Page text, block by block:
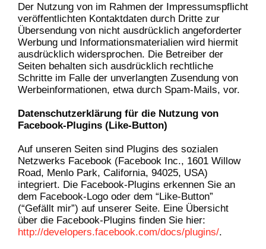
Der Nutzung von im Rahmen der Impressumspflicht
veröffentlichten Kontaktdaten durch Dritte zur
Übersendung von nicht ausdrücklich angeforderter
Werbung und Informationsmaterialien wird hiermit
ausdrücklich widersprochen. Die Betreiber der
Seiten behalten sich ausdrücklich rechtliche
Schritte im Falle der unverlangten Zusendung von
Werbeinformationen, etwa durch Spam-Mails, vor.
Datenschutzerklärung für die Nutzung von
Facebook-Plugins (Like-Button)
Auf unseren Seiten sind Plugins des sozialen
Netzwerks Facebook (Facebook Inc., 1601 Willow
Road, Menlo Park, California, 94025, USA)
integriert. Die Facebook-Plugins erkennen Sie an
dem Facebook-Logo oder dem “Like-Button”
(“Gefällt mir”) auf unserer Seite. Eine Übersicht
über die Facebook-Plugins finden Sie hier:
http://developers.facebook.com/docs/plugins/.